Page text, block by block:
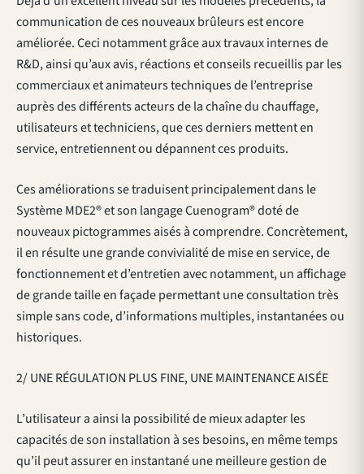
communication de ces nouveaux brûleurs est encore
améliorée. Ceci notamment grâce aux travaux internes de
R&D, ainsi qu’aux avis, réactions et conseils recueillis par les
commerciaux et animateurs techniques de l’entreprise
auprès des différents acteurs de la chaîne du chauffage,
utilisateurs et techniciens, que ces derniers mettent en
service, entretiennent ou dépannent ces produits.
Ces améliorations se traduisent principalement dans le
Système MDE2® et son langage Cuenogram® doté de
nouveaux pictogrammes aisés à comprendre. Concrètement,
il en résulte une grande convivialité de mise en service, de
fonctionnement et d’entretien avec notamment, un affichage
de grande taille en façade permettant une consultation très
simple sans code, d’informations multiples, instantanées ou
historiques.
2/ UNE RÉGULATION PLUS FINE, UNE MAINTENANCE AISÉE
L’utilisateur a ainsi la possibilité de mieux adapter les
capacités de son installation à ses besoins, en même temps
qu’il peut assurer en instantané une meilleure gestion de